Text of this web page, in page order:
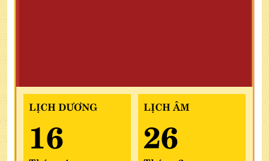
LỊCH DƯƠNG
16
LỊCH ÂM
26